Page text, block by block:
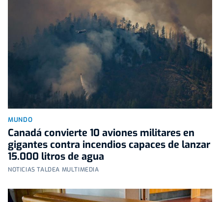
MUNDO
Canadá convierte 10 aviones militares en
gigantes contra incendios capaces de lanzar
15.000 litros de agua
NOTICIAS TALDEA MULTIMEDIA